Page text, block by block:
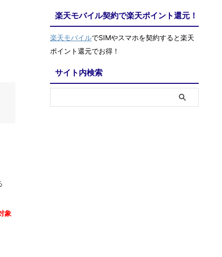
象
楽天モバイル契約で楽天ポイント還元！
楽天モバイルでSIMやスマホを契約すると楽天
ポイント還元でお得！
サイト内検索